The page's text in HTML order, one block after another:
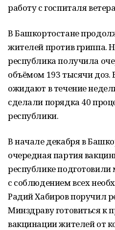
работу с госпиталя
В Башкортостане
жителей против гриппа.
республика получила
объёмом 193 тысячи
ожидают в течение
сделали порядка 40
республики.
В начале декабря в
очередная партия
республике подготовили
с соблюдением всех
Радий Хабиров поручил
Минздраву готовиться к
вакцинации жителей от